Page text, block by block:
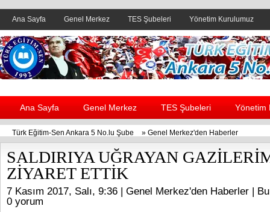
Ana Sayfa Genel Merkez TES Şubeleri Yönetim Kurulumuz
Header yanı reklam alanı
Ana Sayfa Genel Merkez TES Şubeleri Yönetim
Türk Eğitim-Sen Ankara 5 No.lu Şube » Genel Merkez'den Haberler
SALDIRIYA UĞRAYAN
ZİYARET ETTİK
7 Kasım 2017, Salı, 9:36 | Genel Merkez'den Haberler |
0 yorum